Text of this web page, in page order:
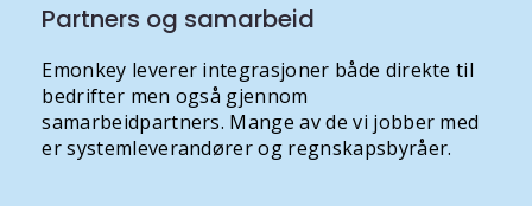
Partners og samarbeid
Emonkey leverer integrasjoner både direkte til
bedrifter men også gjennom
samarbeidpartners. Mange av de vi jobber med
er systemleverandører og regnskapsbyråer.